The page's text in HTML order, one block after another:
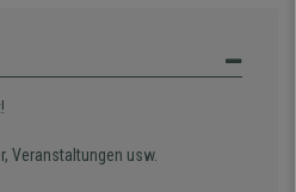
Veranstaltungen usw.